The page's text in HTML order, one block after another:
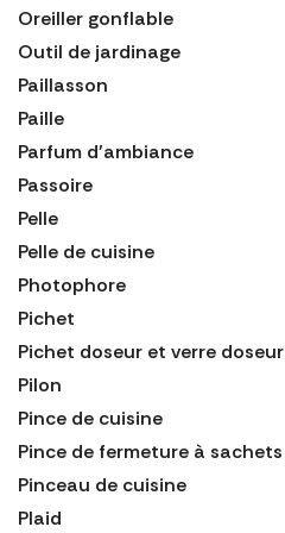
Oreiller gonflable
Outil de jardinage
Paillasson
Paille
Parfum d'ambiance
Passoire
Pelle
Pelle de cuisine
Photophore
Pichet
Pichet doseur et verre doseur
Pilon
Pince de cuisine
Pince de fermeture à sachets
Pinceau de cuisine
Plaid